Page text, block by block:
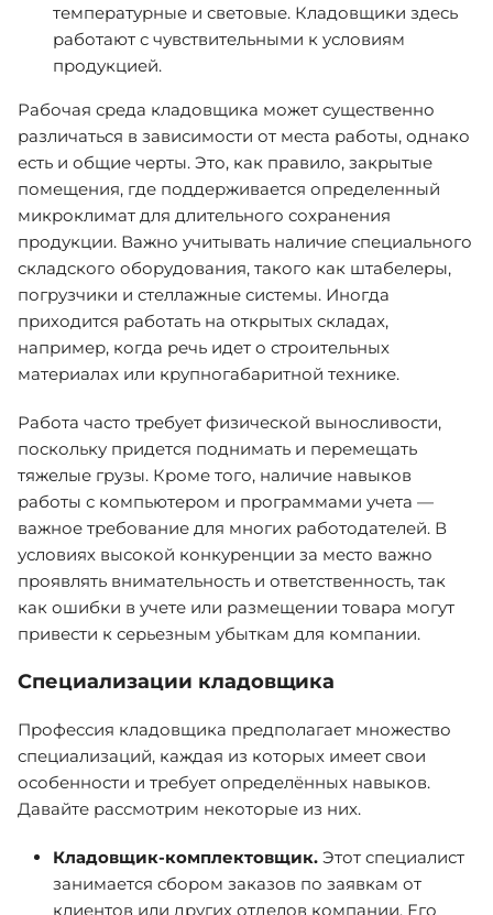
температурные и световые. Кладовщики здесь
работают с чувствительными к условиям
продукцией.
Рабочая среда кладовщика может существенно
различаться в зависимости от места работы, однако
есть и общие черты. Это, как правило, закрытые
помещения, где поддерживается определенный
микроклимат для длительного сохранения
продукции. Важно учитывать наличие специального
складского оборудования, такого как штабелеры,
погрузчики и стеллажные системы. Иногда
приходится работать на открытых складах,
например, когда речь идет о строительных
материалах или крупногабаритной технике.
Работа часто требует физической выносливости,
поскольку придется поднимать и перемещать
тяжелые грузы. Кроме того, наличие навыков
работы с компьютером и программами учета —
важное требование для многих работодателей. В
условиях высокой конкуренции за место важно
проявлять внимательность и ответственность, так
как ошибки в учете или размещении товара могут
привести к серьезным убыткам для компании.
Специализации кладовщика
Профессия кладовщика предполагает множество
специализаций, каждая из которых имеет свои
особенности и требует определённых навыков.
Давайте рассмотрим некоторые из них.
Кладовщик-комплектовщик. Этот специалист
занимается сбором заказов по заявкам от
клиентов или других отделов компании. Его